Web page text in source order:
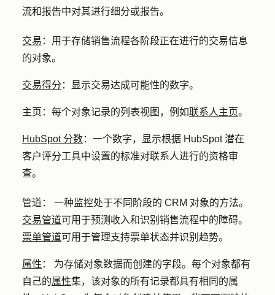
流和报告中对其进行细分或报告。
交易 ： 用于存储销售流程各阶段正在进行的交易信息
的对象。
交易得分 ：显示交易达成可能性的数字。
主页 ：每个对象记录的列表视图，例如联系人主页。
HubSpot 分数： 一个数字，显示根据 HubSpot 潜在
客户评分工具中设置的标准对联系人进行的资格审
查。
管道： 一种监控处于不同阶段的 CRM 对象的方法。
交易管道可用于预测收入和识别销售流程中的障碍。
票单管道可用于管理支持票单状态并识别趋势。
属性 ： 为存储对象数据而创建的字段。每个对象都有
自己的属性集，该对象的所有记录都具有相同的属